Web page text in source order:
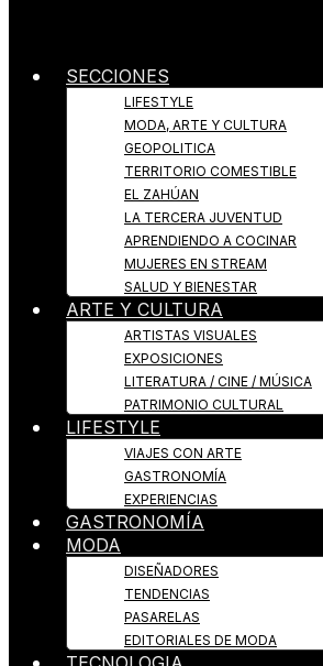
SECCIONES
LIFESTYLE
MODA, ARTE Y CULTURA
GEOPOLITICA
TERRITORIO COMESTIBLE
EL ZAHÚAN
LA TERCERA JUVENTUD
APRENDIENDO A COCINAR
MUJERES EN STREAM
SALUD Y BIENESTAR
ARTE Y CULTURA
ARTISTAS VISUALES
EXPOSICIONES
LITERATURA / CINE / MÚSICA
PATRIMONIO CULTURAL
LIFESTYLE
VIAJES CON ARTE
GASTRONOMÍA
EXPERIENCIAS
GASTRONOMÍA
MODA
DISEÑADORES
TENDENCIAS
PASARELAS
EDITORIALES DE MODA